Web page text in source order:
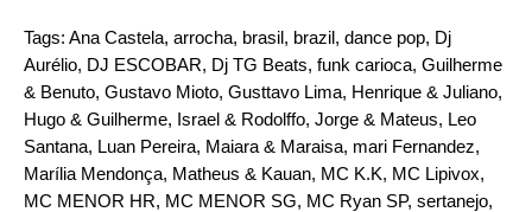
Tags: Ana Castela, arrocha, brasil, brazil, dance pop, Dj
Aurélio, DJ ESCOBAR, Dj TG Beats, funk carioca, Guilherme
& Benuto, Gustavo Mioto, Gusttavo Lima, Henrique & Juliano,
Hugo & Guilherme, Israel & Rodolffo, Jorge & Mateus, Leo
Santana, Luan Pereira, Maiara & Maraisa, mari Fernandez,
Marília Mendonça, Matheus & Kauan, MC K.K, MC Lipivox,
MC MENOR HR, MC MENOR SG, MC Ryan SP, sertanejo,